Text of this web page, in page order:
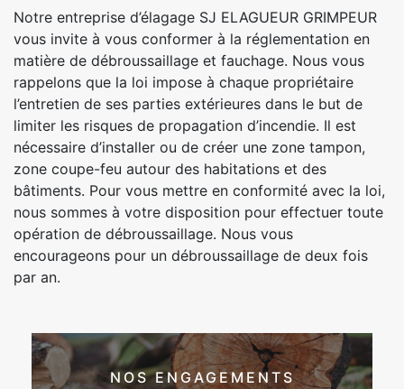
Notre entreprise d’élagage SJ ELAGUEUR GRIMPEUR
vous invite à vous conformer à la réglementation en
matière de débroussaillage et fauchage. Nous vous
rappelons que la loi impose à chaque propriétaire
l’entretien de ses parties extérieures dans le but de
limiter les risques de propagation d’incendie. Il est
nécessaire d’installer ou de créer une zone tampon,
zone coupe-feu autour des habitations et des
bâtiments. Pour vous mettre en conformité avec la loi,
nous sommes à votre disposition pour effectuer toute
opération de débroussaillage. Nous vous
encourageons pour un débroussaillage de deux fois
par an.
NOS ENGAGEMENTS